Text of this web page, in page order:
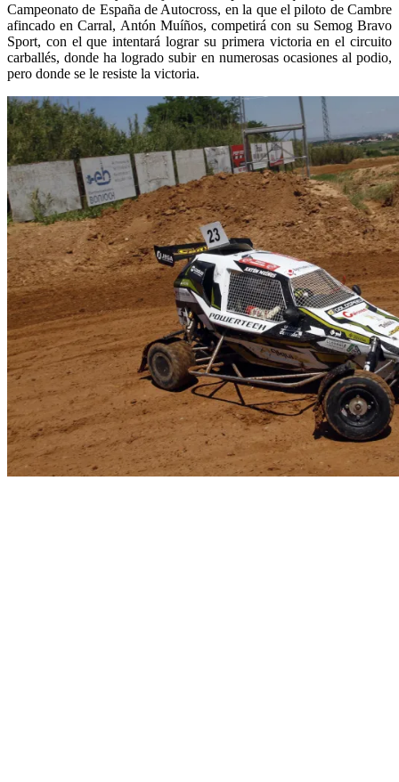
Campeonato de España de Autocross, en la que el piloto de Cambre
afincado en Carral, Antón Muíños, competirá con su Semog Bravo
Sport, con el que intentará lograr su primera victoria en el circuito
carballés, donde ha logrado subir en numerosas ocasiones al podio,
pero donde se le resiste la victoria.